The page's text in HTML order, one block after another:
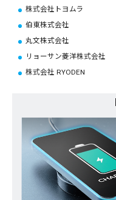
株式会社トヨムラ
伯東株式会社
丸文株式会社
リョーサン菱洋株式会社
株式会社 RYODEN